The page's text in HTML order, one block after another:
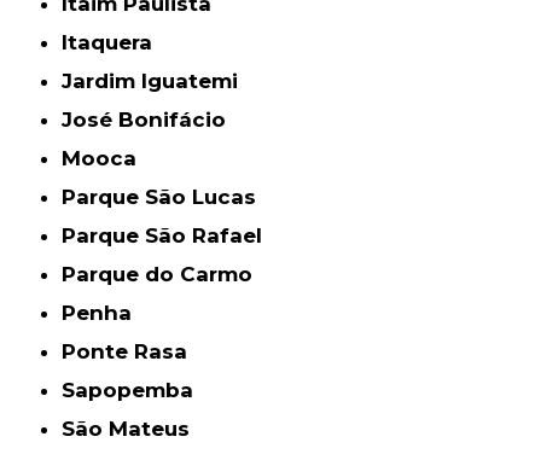
Itaquera
Jardim Iguatemi
José Bonifácio
Mooca
Parque São Lucas
Parque São Rafael
Parque do Carmo
Penha
Ponte Rasa
Sapopemba
São Mateus